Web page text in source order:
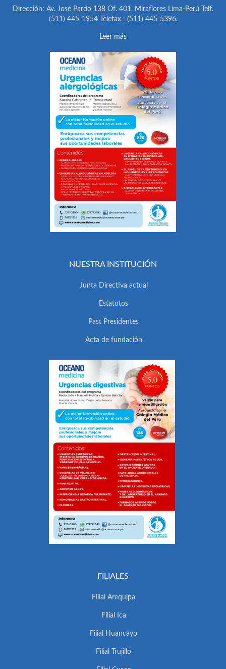
Dirección: Av. José Pardo 138 Of. 401. Miraflores Lima-Perú Telf.
(511) 445-1954 Telefax : (511) 445-5396.
Leer más
NUESTRA INSTITUCIÓN
Junta Directiva actual
Estatutos
Past Presidentes
Acta de fundación
FILIALES
Filial Arequipa
Filial Ica
Filial Huancayo
Filial Trujillo